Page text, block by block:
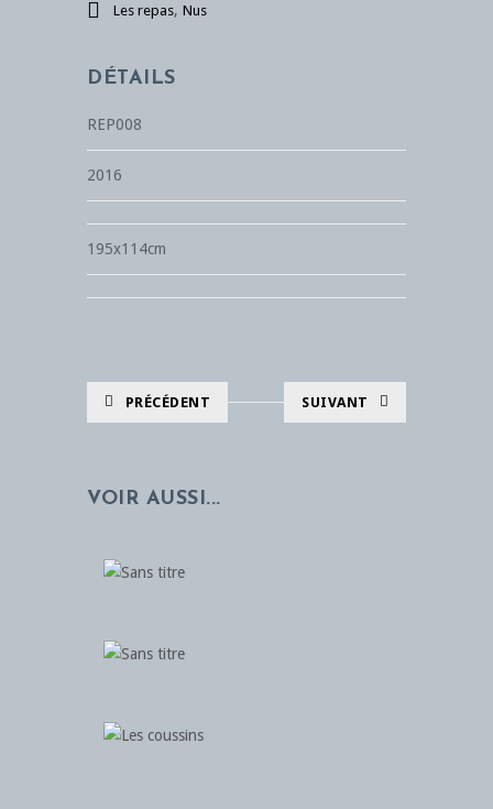
Les repas, Nus
DÉTAILS
REP008
2016
195x114cm
PRÉCÉDENT SUIVANT
VOIR AUSSI...